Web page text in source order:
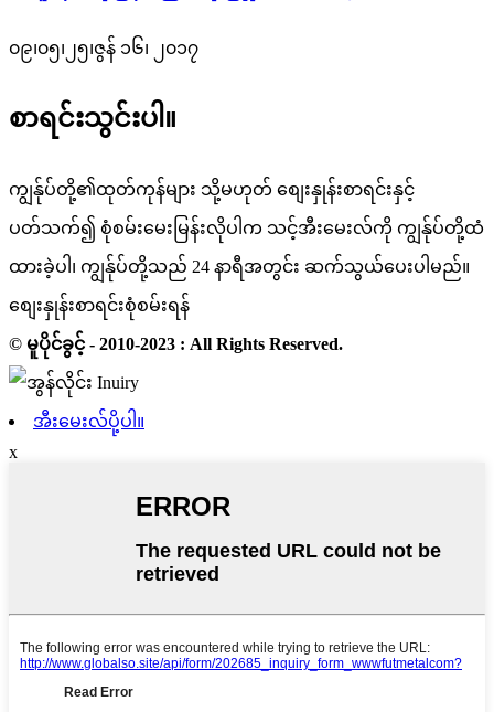
၀၉၊၀၅၊၂၅၊ဇွန် ၁၆၊ ၂၀၁၇
စာရင်းသွင်းပါ။
ကျွန်ုပ်တို့၏ထုတ်ကုန်များ သို့မဟုတ် စျေးနှုန်းစာရင်းနှင့်
ပတ်သက်၍ စုံစမ်းမေးမြန်းလိုပါက သင့်အီးမေးလ်ကို ကျွန်ုပ်တို့ထံ
ထားခဲ့ပါ၊ ကျွန်ုပ်တို့သည် 24 နာရီအတွင်း ဆက်သွယ်ပေးပါမည်။
စျေးနှုန်းစာရင်းစုံစမ်းရန်
© မူပိုင်ခွင့် - 2010-2023 : All Rights Reserved.
အီးမေးလ်ပို့ပါ။
x